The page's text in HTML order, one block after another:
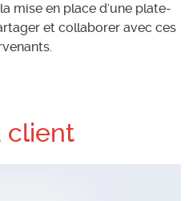
mise en place d'une plate-
et collaborer avec ces
client